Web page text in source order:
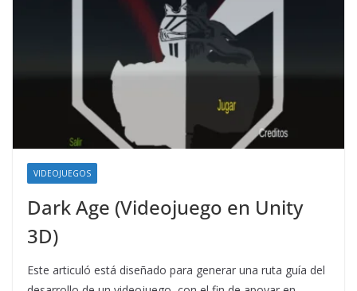
VIDEOJUEGOS
Dark Age (Videojuego en Unity
3D)
Este articuló está diseñado para generar una ruta guía del